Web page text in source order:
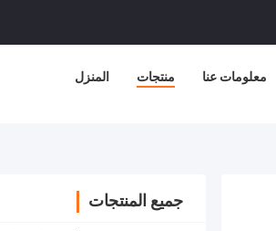
المنزل منتجات معلومات عنا
جميع المنتجات